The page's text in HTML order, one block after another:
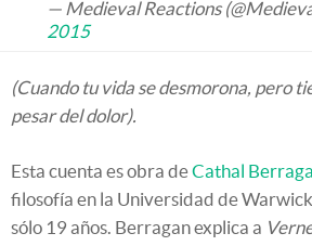
— Medieval Reactions
2015
(Cuando tu vida se desmorona, pero
pesar del dolor).
Esta cuenta es obra deCathal
filosofía en la Universidad de
sólo 19 años. Berragan explica a